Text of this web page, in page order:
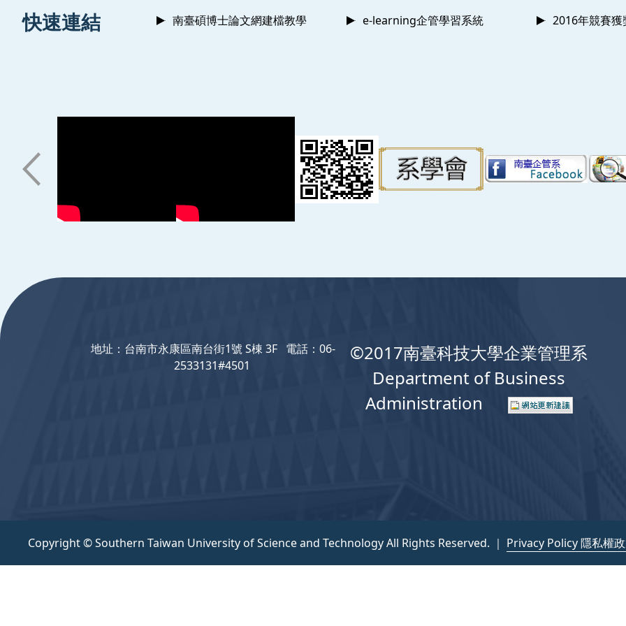
快速連結 南臺碩博士論文網建檔教學 e-learning企管學習系統 2016年競賽獲
©2017南臺科技大學企業管理系
Department of Business
Administration
地址：台南市永康區南台街1號 S棟 3F 電話：06-
2533131#4501
Copyright © Southern Taiwan University of Science and Technology All Rights Reserved. ｜ Privacy Policy 隱私權